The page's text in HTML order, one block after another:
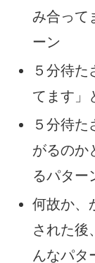
み合って
ーン
５分待た
てます」
５分待
がるのか
るパター
何故か、
された後
んなパタ